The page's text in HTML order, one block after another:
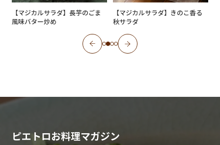
【マジカルサラダ】長芋のごま
風味バター炒め
【マジカルサラダ】きのこ香る
秋サラダ
ピエトロお料理マガジン